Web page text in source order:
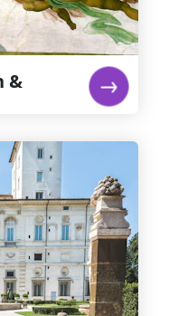
&
Kapelle und das
Museen wert
Weiterlesen...
Reservierter
Eintritt
in Rom: einst
Kardinal Scipione
zu sehen ist. Zu
Dunkel-Gemälde
und „Junge mit
Berninis „David“.